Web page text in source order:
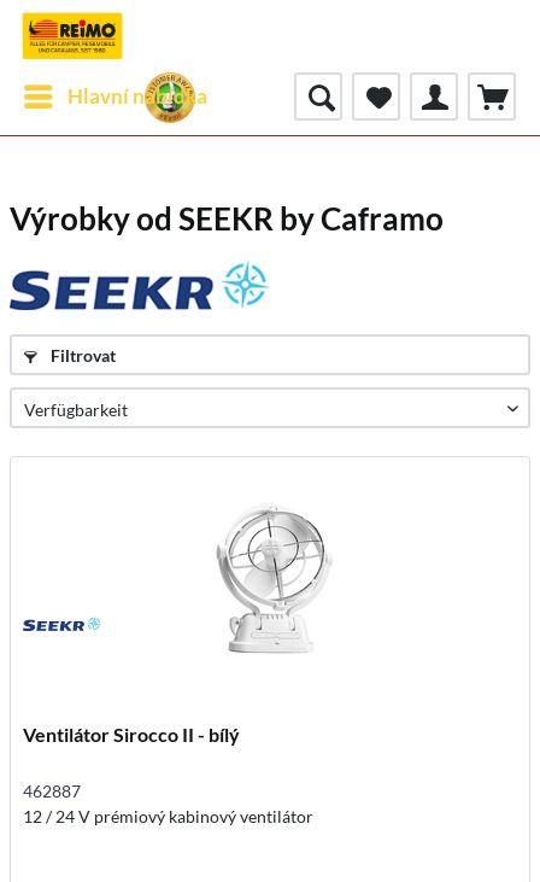
Hlavní nabídka
Výrobky od SEEKR by Caframo
Filtrovat
Ventilátor Sirocco II - bílý
462887
12 / 24 V prémiový kabinový ventilátor